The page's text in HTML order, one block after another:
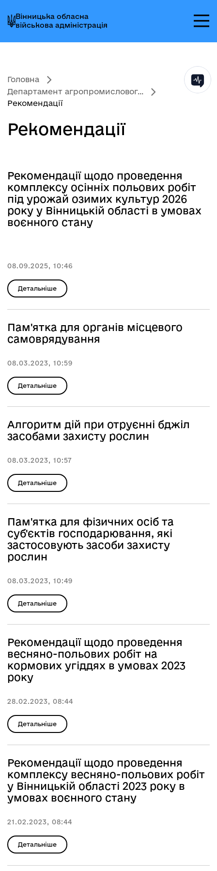
до
головного
меню
до
головного
вмісту
до
головного
колонтитула
Вінницька обласна
військова адміністрація
Головна
Департамент агропромисловог...
Рекомендації
Рекомендації
Рекомендації щодо проведення
комплексу осінніх польових робіт
під урожай озимих культур 2026
року у Вінницькій області в умовах
воєнного стану
08.09.2025, 10:46
Детальніше
Пам'ятка для органів місцевого
самоврядування
08.03.2023, 10:59
Детальніше
Алгоритм дій при отруєнні бджіл
засобами захисту рослин
08.03.2023, 10:57
Детальніше
Пам'ятка для фізичних осіб та
суб'єктів господарювання, які
застосовують засоби захисту
рослин
08.03.2023, 10:49
Детальніше
Рекомендації щодо проведення
весняно-польових робіт на
кормових угіддях в умовах 2023
року
28.02.2023, 08:44
Детальніше
Рекомендації щодо проведення
комплексу весняно-польових робіт
у Вінницькій області 2023 року в
умовах воєнного стану
21.02.2023, 08:44
Детальніше